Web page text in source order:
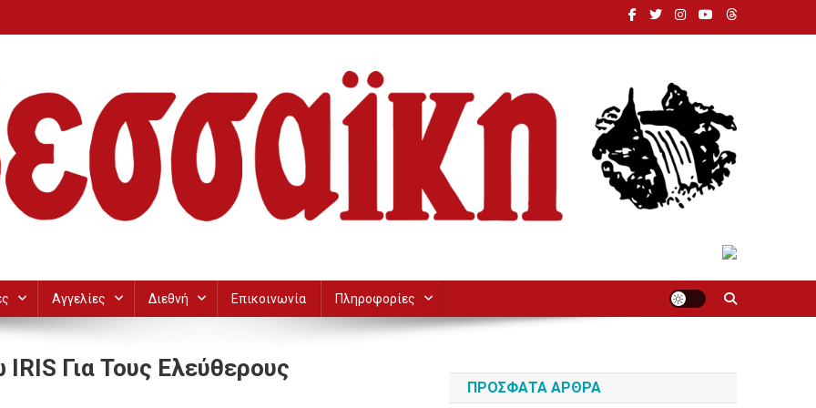
Αγγελίες Διεθνή Επικοινωνία Πληροφορίες
Για Τους Ελεύθερους
ΠΡΌΣΦΑΤΑ ΆΡΘΡΑ